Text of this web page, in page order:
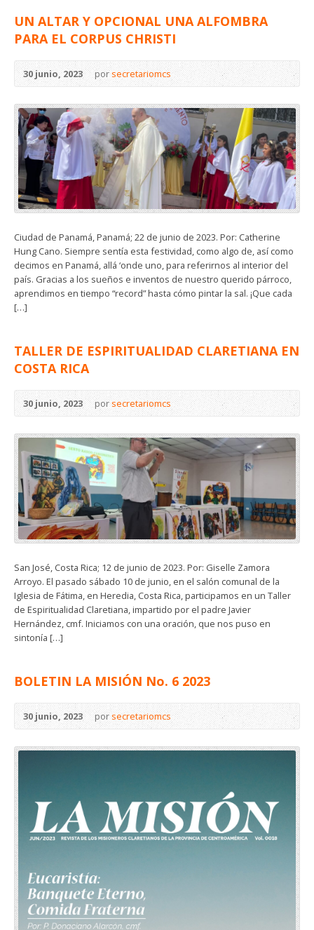
UN ALTAR Y OPCIONAL UNA ALFOMBRA
PARA EL CORPUS CHRISTI
30 junio, 2023 porsecretariomcs
Ciudad de Panamá, Panamá; 22 de junio de 2023. Por: Catherine
Hung Cano. Siempre sentía esta festividad, como algo de, así como
decimos en Panamá, allá ‘onde uno, para referirnos al interior del
país. Gracias a los sueños e inventos de nuestro querido párroco,
aprendimos en tiempo “record” hasta cómo pintar la sal. ¡Que cada
[…]
TALLER DE ESPIRITUALIDAD CLARETIANA EN
COSTA RICA
30 junio, 2023 porsecretariomcs
San José, Costa Rica; 12 de junio de 2023. Por: Giselle Zamora
Arroyo. El pasado sábado 10 de junio, en el salón comunal de la
Iglesia de Fátima, en Heredia, Costa Rica, participamos en un Taller
de Espiritualidad Claretiana, impartido por el padre Javier
Hernández, cmf. Iniciamos con una oración, que nos puso en
sintonía […]
BOLETIN LA MISIÓN No. 6 2023
30 junio, 2023 porsecretariomcs